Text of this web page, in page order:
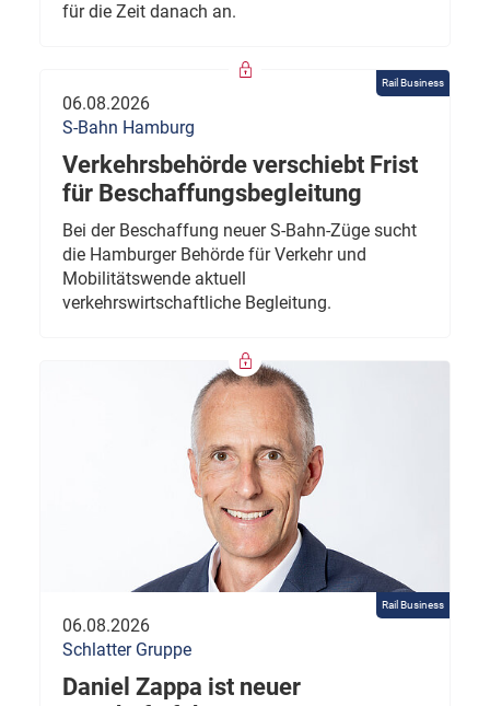
für die Zeit danach an.
Rail Business
06.08.2026
S-Bahn Hamburg
Verkehrsbehörde verschiebt Frist
für Beschaffungsbegleitung
Bei der Beschaffung neuer S-Bahn-Züge sucht
die Hamburger Behörde für Verkehr und
Mobilitätswende aktuell
verkehrswirtschaftliche Begleitung.
Rail Business
06.08.2026
Schlatter Gruppe
Daniel Zappa ist neuer